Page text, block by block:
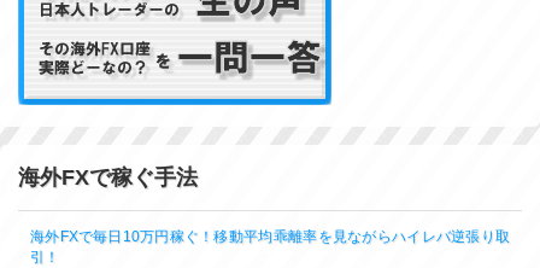
海外FXで稼ぐ手法
海外FXで毎日10万円稼ぐ！移動平均乖離率を見ながらハイレバ逆張り取
引！